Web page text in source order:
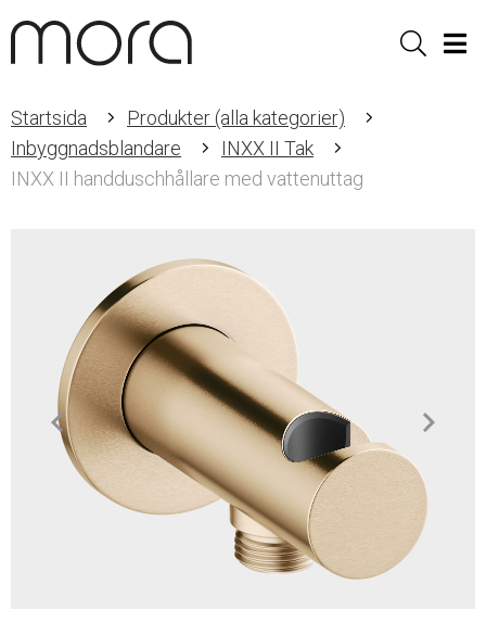
Sök
Startsida
Produkter (alla kategorier)
Inbyggnadsblandare
INXX II Tak
INXX II handduschhållare med vattenuttag